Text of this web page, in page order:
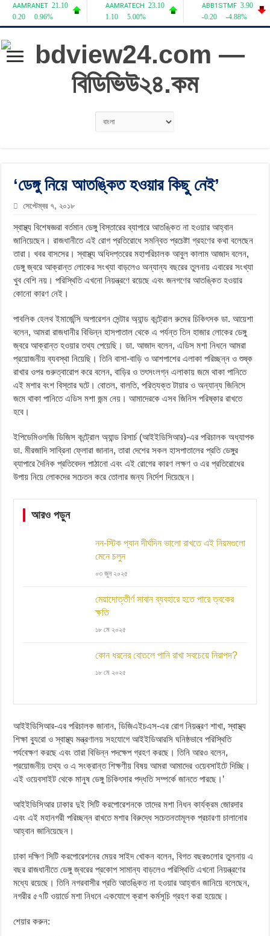
‘ডেঙ্গু নিয়ে আতঙ্কিত হওয়ার কিছু নেই’
সেপ্টেম্বর ৭, ২০১৮
স্বাস্থ্য বিশেষজ্ঞরা বর্তমান ডেঙ্গু বিস্তারের ব্যাপারে আতঙ্কিত না হওয়ার আহ্বান
জানিয়েছেন। রাজধানীতে এই রোগ প্রতিরোধে সমন্বিত প্রচেষ্টা গ্রহণের কথা বলেছেন
তারা। খবর বাসসের। স্বাস্থ্য অধিদপ্তরের মহাপরিচালক আবুল কালাম আজাদ বলেন,
ডেঙ্গু জ্বরে আক্রান্ত লোকের সংখ্যা বাড়লেও অন্যান্য বছরের তুলনায় এবারের সংখ্যা
খুব বেশি নয়। পরিস্থিতি এখনো নিয়ন্ত্রণে রয়েছে এবং জনগণের আতঙ্কিত হওয়ার
কোনো কারণ নেই।
পাবলিক হেলথ ইমার্জেন্সি অপারেশন সেন্টার অ্যান্ড কন্ট্রোল রুমের চিকিৎসক ডা. আয়েশা
বলেন, আমরা রাজধানীর বিভিন্ন হাসপাতাল থেকে এ পর্যন্ত তিন হাজার লোকের ডেঙ্গু
জ্বরে আক্রান্ত হওয়ার তথ্য পেয়েছি। ডা. আজাদ বলেন, এডিস মশা নিধনে আমরা
প্রয়োজনীয় ব্যবস্থা নিয়েছি। তিনি বাসা-বাড়ি ও আশপাশের এলাকা পরিচ্ছন্ন ও শুষ্ক
রাখার ওপর গুরুত্বারোপ করে বলেন, বাড়ির ও তৎসংলগ্ন এলাকায় জমে থাকা পানিতে
এই মশার বংশ বিস্তার ঘটে। বোতল, বালতি, পরিত্যক্ত টায়ার ও অন্যান্য জিনিসে
জমে থাকা পানিতে এডিস মশা জন্ম নেয়। আমাদেরকে এসব জিনিস পরিষ্কার রাখতে
হবে।
ইপিডেমিওলজি ডিজিস কন্ট্রোল অ্যান্ড রিসার্চ (আইইডিসিআর)-এর পরিচালক অধ্যাপক
ডা. মীরজাদি সাব্রিনা ফ্লোরা জানান, তারা দেশের সকল হাসপাতালের প্রতি ডেঙ্গুর
ব্যাপারে দৈনিক প্রতিবেদন পাঠানো এবং এই রোগের কারণ লক্ষণ ও এর প্রতিরোধের
উপায় নিয়ে লোকদের সচেতন করে তোলার জন্য নির্দেশ দিয়েছেন।
আরও পড়ুন
নন-স্টিক প্যান দীর্ঘদিন ভালো রাখতে এই নিয়মগুলো
মেনে চলুন
০৩ জুন ২০২৫
মেয়াদোত্তীর্ণ সাবান ব্যবহারে হতে পারে ত্বকের
ক্ষতি
১৮ মে ২০২৫
কোন ধরনের বোতলে পানি রাখা সবচেয়ে নিরাপদ?
১৮ মে ২০২৫
আইইডিসিআর-এর পরিচালক জানান, ডিজিএইচএস-এর রোগ নিয়ন্ত্রণ শাখা, স্বাস্থ্য
শিক্ষা ব্যুরো ও স্বাস্থ্য মন্ত্রণালয় সহযোগে আইইডিআরসি ঘনিষ্ঠভাবে পরিস্থিতি
পর্যবেক্ষণ করছে এবং তারা বিভিন্ন পদক্ষেপ গ্রহণ করছে। তিনি আরও বলেন,
প্রয়োজনীয় তথ্য ও এ সংক্রান্ত শিক্ষণীয় বিষয় আমরা আমাদের ওয়েবসাইটে দিচ্ছি।
এই ওয়েবসাইট থেকে মানুষ ডেঙ্গু চিকিৎসার পদ্ধতি সম্পর্কে জানতে পারছে।’
আইইডিসিআর ঢাকার দুই সিটি করপোরেশনকে তাদের মশা নিধন কার্যক্রম জোরদার
এবং এই মহানগরী পরিচ্ছন্ন রাখতে মশার বিরুদ্ধে সচেতনতামূলক প্রচারণা চালানোর
আহ্বান জানিয়েছেন।
ঢাকা দক্ষিণ সিটি করপোরেশনের মেয়র সাইদ খোকন বলেন, বিগত বছরগুলোর তুলনায় এ
বছর রাজধানীতে ডেঙ্গু জ্বরের প্রকোপ সামান্য বাড়লেও পরিস্থিতি এখনো নিয়ন্ত্রণের
মধ্যে রয়েছে। তিনি নগরবাসীর প্রতি আতঙ্কিত না হওয়ার আহ্বান জানিয়ে বলেছেন,
নগরীর ৫৭টি ওয়ার্ডে মশা নিধনে একযোগে ক্রাশ কর্মসূচি গ্রহণ করা হয়েছে।
শেয়ার করুন: